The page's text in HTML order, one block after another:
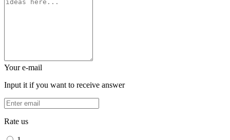
Your e-mail
Input it if you want to receive answer
Rate us